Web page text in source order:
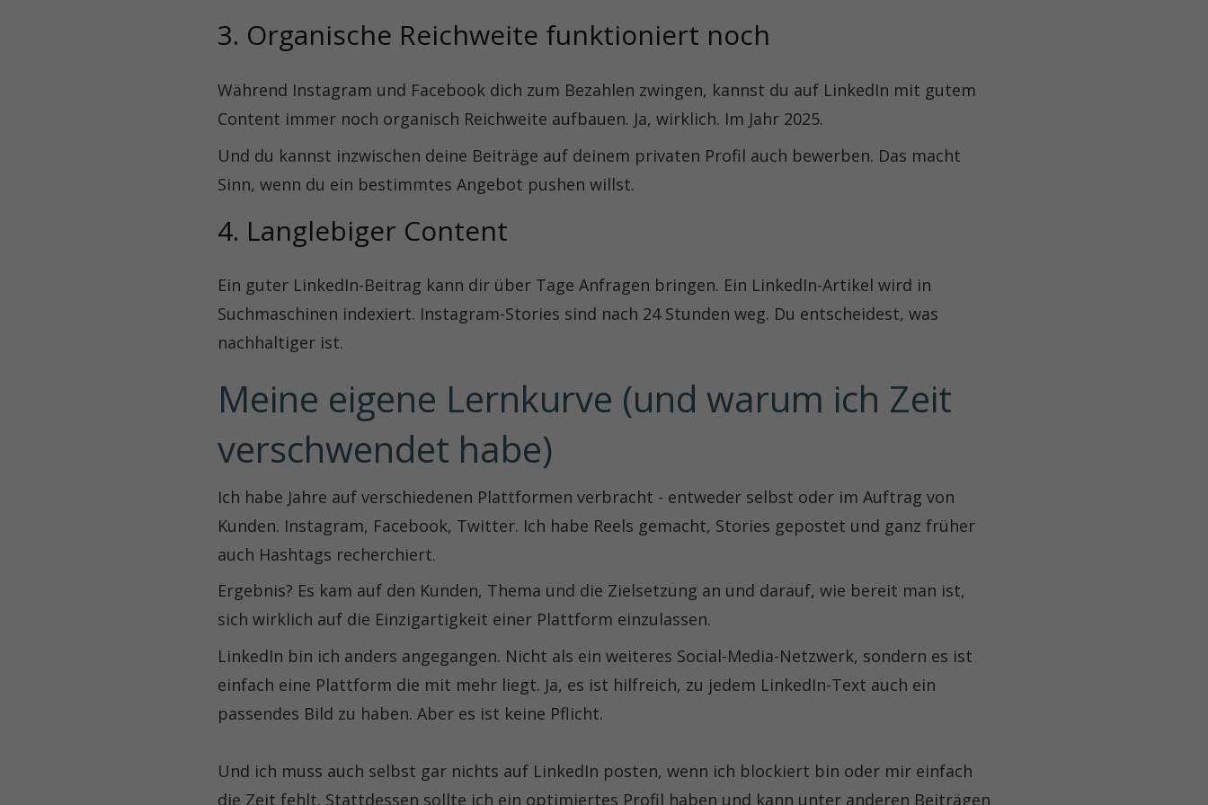
3. Organische Reichweite funktioniert noch
Während Instagram und Facebook dich zum Bezahlen zwingen, kannst du auf LinkedIn mit gutem
Content immer noch organisch Reichweite aufbauen. Ja, wirklich. Im Jahr 2025.
Und du kannst inzwischen deine Beiträge auf deinem privaten Profil auch bewerben. Das macht
Sinn, wenn du ein bestimmtes Angebot pushen willst.
4. Langlebiger Content
Ein guter LinkedIn-Beitrag kann dir über Tage Anfragen bringen. Ein LinkedIn-Artikel wird in
Suchmaschinen indexiert. Instagram-Stories sind nach 24 Stunden weg. Du entscheidest, was
nachhaltiger ist.
Meine eigene Lernkurve (und warum ich Zeit
verschwendet habe)
Ich habe Jahre auf verschiedenen Plattformen verbracht - entweder selbst oder im Auftrag von
Kunden. Instagram, Facebook, Twitter. Ich habe Reels gemacht, Stories gepostet und ganz früher
auch Hashtags recherchiert.
Ergebnis? Es kam auf den Kunden, Thema und die Zielsetzung an und darauf, wie bereit man ist,
sich wirklich auf die Einzigartigkeit einer Plattform einzulassen.
LinkedIn bin ich anders angegangen. Nicht als ein weiteres Social-Media-Netzwerk, sondern es ist
einfach eine Plattform die mit mehr liegt. Ja, es ist hilfreich, zu jedem LinkedIn-Text auch ein
passendes Bild zu haben. Aber es ist keine Pflicht.
Und ich muss auch selbst gar nichts auf LinkedIn posten, wenn ich blockiert bin oder mir einfach
die Zeit fehlt. Stattdessen sollte ich ein optimiertes Profil haben und kann unter anderen Beiträgen